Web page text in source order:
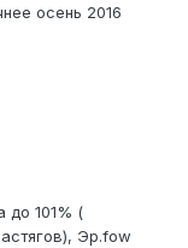
осень 2016
до 101% (
Эр.fow